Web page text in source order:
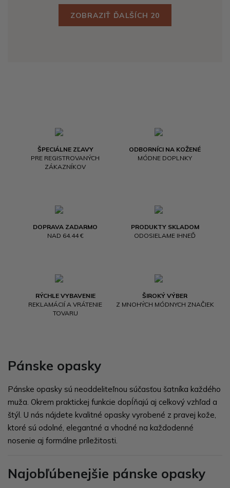
ZOBRAZIŤ ĎALŠÍCH 20
ŠPECIÁLNE ZĽAVY
PRE REGISTROVANÝCH
ZÁKAZNÍKOV
ODBORNÍCI NA KOŽENÉ
MÓDNE DOPLNKY
DOPRAVA ZADARMO
NAD 64.44 €
PRODUKTY SKLADOM
ODOSIELAME IHNEĎ
RÝCHLE VYBAVENIE
REKLAMÁCIÍ A VRÁTENIE
TOVARU
ŠIROKÝ VÝBER
Z MNOHÝCH MÓDNYCH ZNAČIEK
Pánske opasky
Pánske opasky sú neoddeliteľnou súčasťou šatníka každého
muža. Okrem praktickej funkcie dopĺňajú aj celkový vzhľad a
štýl. U nás nájdete kvalitné opasky vyrobené z pravej kože,
ktoré sú odolné, elegantné a vhodné na každodenné
nosenie aj formálne príležitosti.
Najobľúbenejšie pánske opasky